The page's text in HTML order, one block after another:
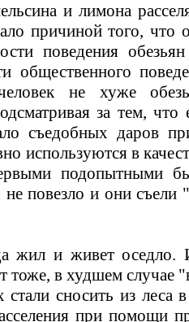
и лимона
причиной того, что
поведения
общественного
не хуже
за тем,
съедобных даров
используются в
подопытными
повезло и они съели
жил и живет оседло.
тоже, в худшем случае
сносить из леса
при помощи